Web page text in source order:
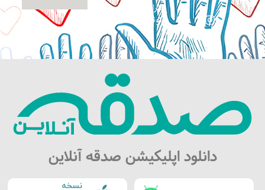
طراحی سایت:
کوثرگرافیک
دانلود اپلیکیشن صدقه آنلاین